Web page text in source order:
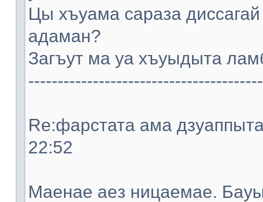
Цы хъуама сараза
адаман?
Загъут ма уа хъуыдыта
Re:фарстата ама
22:52
Мaeнae aeз ницaeмae.